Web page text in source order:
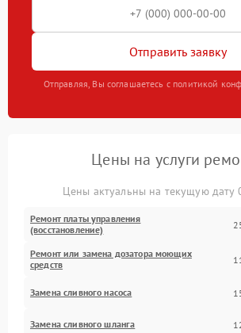
Отправить заявку
Отправляя, Вы соглашаетесь с политикой
Цены на услуги
Цены актуальны на текущую дату
Ремонт платы управления
(восстановление)
Ремонт или замена дозатора моющих
средств
Замена сливного насоса
Замена сливного шланга